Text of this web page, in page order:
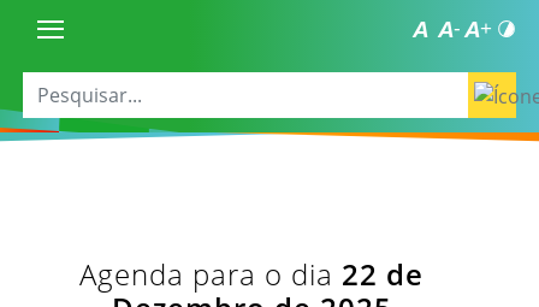
Agenda para o dia 22 de